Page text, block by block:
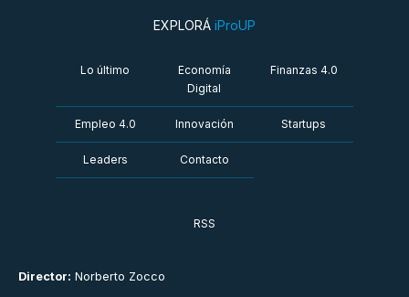
Director: Norberto Zocco
EXPLORÁ iProUP
Lo último
Economía
Digital
Finanzas 4.0
Empleo 4.0 Innovación Startups
Leaders Contacto
RSS